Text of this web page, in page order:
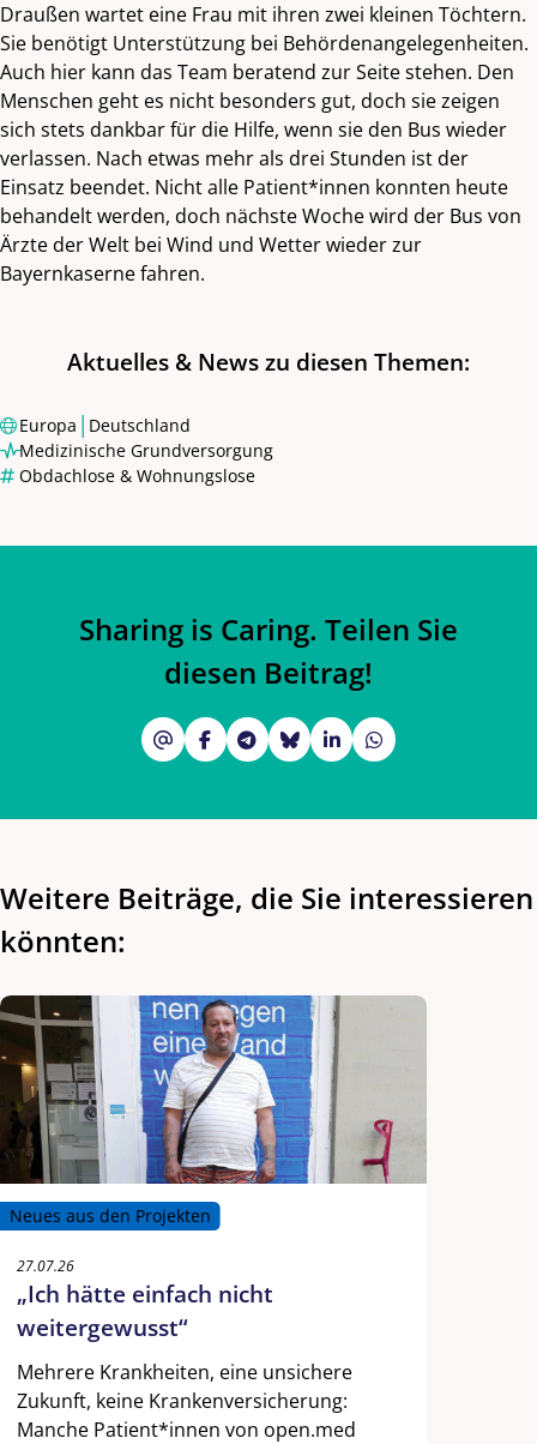
Draußen wartet eine Frau mit ihren zwei kleinen Töchtern.
Sie benötigt Unterstützung bei Behördenangelegenheiten.
Auch hier kann das Team beratend zur Seite stehen. Den
Menschen geht es nicht besonders gut, doch sie zeigen
sich stets dankbar für die Hilfe, wenn sie den Bus wieder
verlassen. Nach etwas mehr als drei Stunden ist der
Einsatz beendet. Nicht alle Patient*innen konnten heute
behandelt werden, doch nächste Woche wird der Bus von
Ärzte der Welt bei Wind und Wetter wieder zur
Bayernkaserne fahren.
Aktuelles & News zu diesen Themen:
Europa | Deutschland
Medizinische Grundversorgung
Obdachlose & Wohnungslose
Sharing is Caring. Teilen Sie
diesen Beitrag!
Weitere Beiträge, die Sie interessieren
könnten:
Neues aus den Projekten
27.07.26
„Ich hätte einfach nicht
weitergewusst“
Mehrere Krankheiten, eine unsichere
Zukunft, keine Krankenversicherung:
Manche Patient*innen von open.med